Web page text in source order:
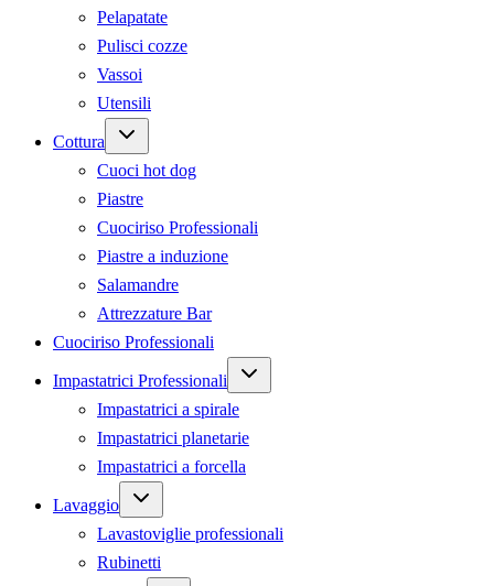
Pelapatate
Pulisci cozze
Vassoi
Utensili
Cottura
Expand
menu
Cuoci hot dog
Piastre
Cuociriso Professionali
Piastre a induzione
Salamandre
Attrezzature Bar
Cuociriso Professionali
Impastatrici Professionali
Expand
Impastatrici a spirale
Impastatrici planetarie
Impastatrici a forcella
Lavaggio
Expand
menu
Lavastoviglie professionali
Rubinetti